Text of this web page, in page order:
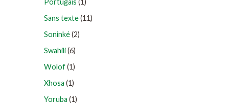
Portugais (1)
Sans texte(11)
Soninké(2)
Swahili(6)
Wolof(1)
Xhosa (1)
Yoruba (1)